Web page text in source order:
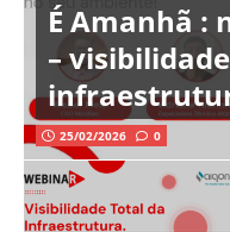
É Amanhã :
–
25/02/2026 0